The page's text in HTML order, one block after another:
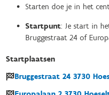
Starten doe je in het
Startpunt: Je start in
Bruggestraat 24 of
Startplaatsen
Bruggestraat 24 3730